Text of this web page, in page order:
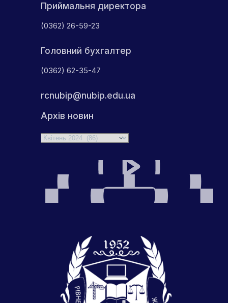
Приймальня директора
(0362) 26-59-23
Головний бухгалтер
(0362) 62-35-47
rcnubip@nubip.edu.ua
Архів новин
Архіви